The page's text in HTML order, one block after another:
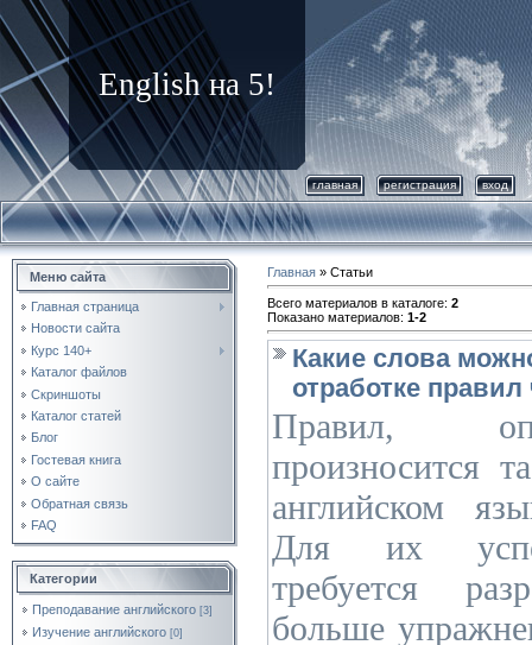
English на 5!
главная регистрация вход
Меню сайта
Главная страница
Новости сайта
Курс 140+
Каталог файлов
Скриншоты
Каталог статей
Блог
Гостевая книга
О сайте
Обратная связь
FAQ
Категории
Преподавание английского [3]
Изучение английского [0]
Главная » Статьи
Всего материалов в каталоге: 2
Показано материалов: 1-2
Какие слова
отработке
Правил,
произносится
английском
Для их
требуется
больше